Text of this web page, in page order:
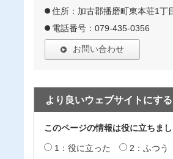
住所：加古郡播磨町東本荘1丁
電話番号：079-435-0356
お問い合わせ
より良いウェブサイトにす
このページの情報は役に立ちまし
1：役に立った 2：ふつう